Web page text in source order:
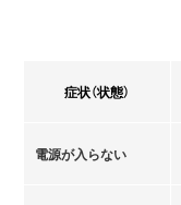
症状（状態）
電源が入らない